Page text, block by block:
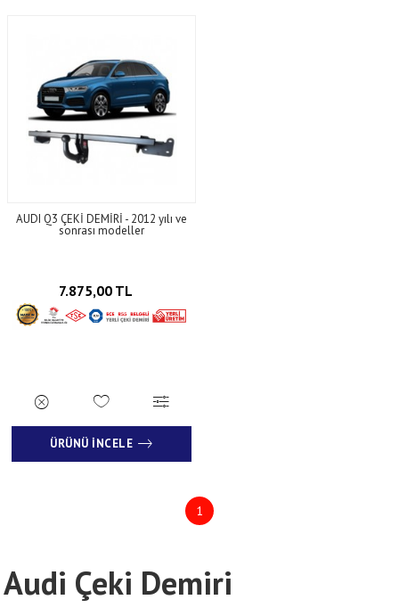
AUDI Q3 ÇEKİ DEMİRİ - 2012 yılı ve
sonrası modeller
7.875,00 TL
ÜRÜNÜ İNCELE
1
Audi Çeki Demiri